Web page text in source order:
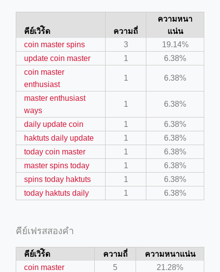
crew-neck-navy-blue/
คีย์เวิร์ิด ความถี่
ความหนา
แน่น
coin master spins
3
19.14%
update coin master
1
6.38%
coin master
enthusiast
1 6.38%
master enthusiast
ways
1 6.38%
daily update coin 1
6.38%
haktuts daily update
1
6.38%
today coin master
1
6.38%
master spins today
1
6.38%
spins today haktuts
1
6.38%
today haktuts daily
1 6.38%
คีย์เฟรสสองคำ
คีย์เวิร์ิด ความถี่
ความหนาแน่น
coin master
5
21.28%